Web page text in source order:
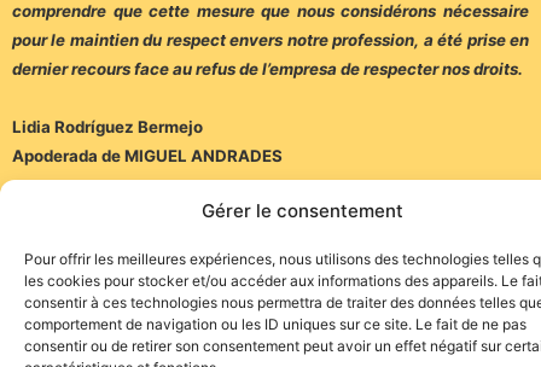
Gérer le consentement
Pour offrir les meilleures expériences, nous utilisons des technologies telles
les cookies pour stocker et/ou accéder aux informations des appareils. Le
consentir à ces technologies nous permettra de traiter des données telles
comportement de navigation ou les ID uniques sur ce site. Le fait de ne pas
consentir ou de retirer son consentement peut avoir un effet négatif sur
comprendre que cette mesure que nous considérons nécessaire
pour le maintien du respect envers notre profession, a été prise en
dernier recours face au refus de l’empresa de respecter nos droits.
Lidia Rodríguez Bermejo
Apoderada de MIGUEL ANDRADES